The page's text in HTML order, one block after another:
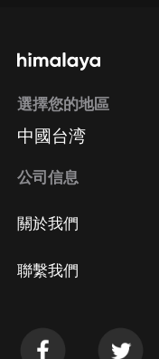
選擇您的地區
中國台湾
公司信息
關於我們
聯繫我們